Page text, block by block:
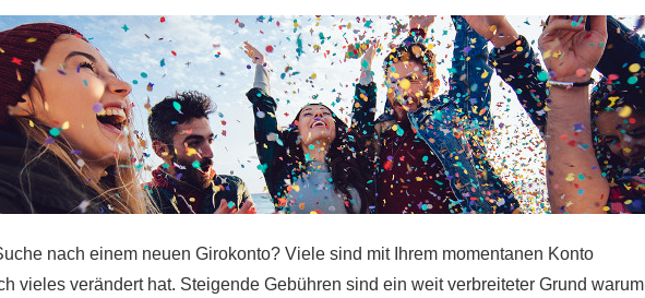
nach einem neuen Girokonto? Viele sind mit Ihrem momentanen Konto
vieles verändert hat. Steigende Gebühren sind ein weit verbreiteter Grund warum